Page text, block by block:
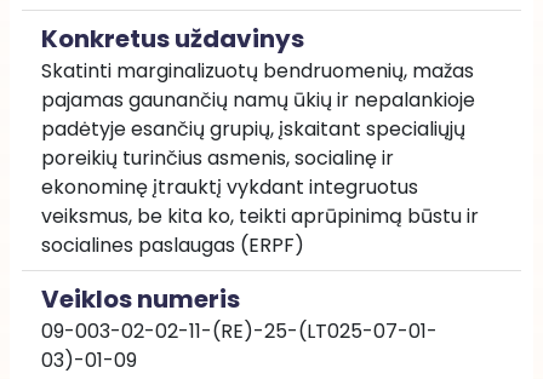
Konkretus uždavinys
Skatinti marginalizuotų bendruomenių, mažas
pajamas gaunančių namų ūkių ir nepalankioje
padėtyje esančių grupių, įskaitant specialiųjų
poreikių turinčius asmenis, socialinę ir
ekonominę įtrauktį vykdant integruotus
veiksmus, be kita ko, teikti aprūpinimą būstu ir
socialines paslaugas (ERPF)
Veiklos numeris
09-003-02-02-11-(RE)-25-(LT025-07-01-
03)-01-09